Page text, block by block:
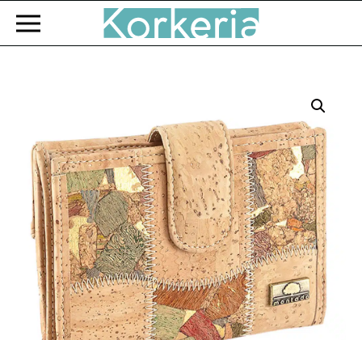
Zum Hauptinhalt springen